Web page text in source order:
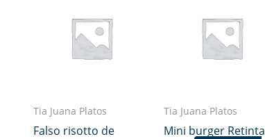
Tia Juana Platos
Falso risotto de
Tia Juana Platos
Mini burger Retinta